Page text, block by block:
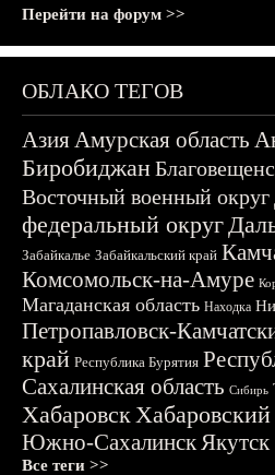
Перейти на форум >>
ОБЛАКО ТЕГОВ
АзияАмурская область
Биробиджан
Восточный военный округ
федеральный округ
Забайкалье Забайкальский край
Комсомольск-на-Амуре
Магаданская область Находка
Петропавловск-
край Республика Бурятия
Сахалинская область Сибирь
Хабаровск
Южно-СахалинскЯкутск
Все теги >>